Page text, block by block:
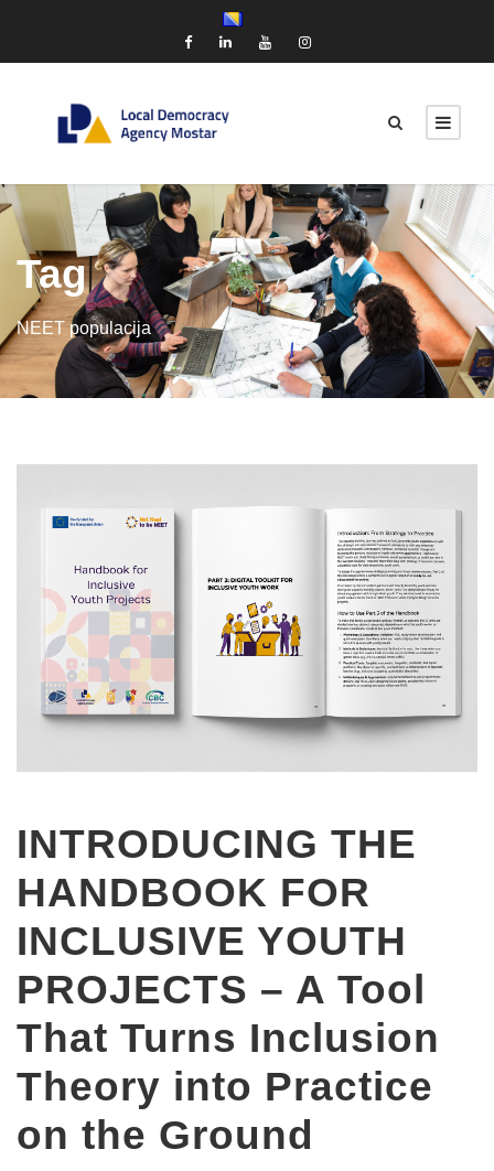
Tag
NEET populacija
INTRODUCING THE
HANDBOOK FOR
INCLUSIVE YOUTH
PROJECTS – A Tool
That Turns Inclusion
Theory into Practice
on the Ground